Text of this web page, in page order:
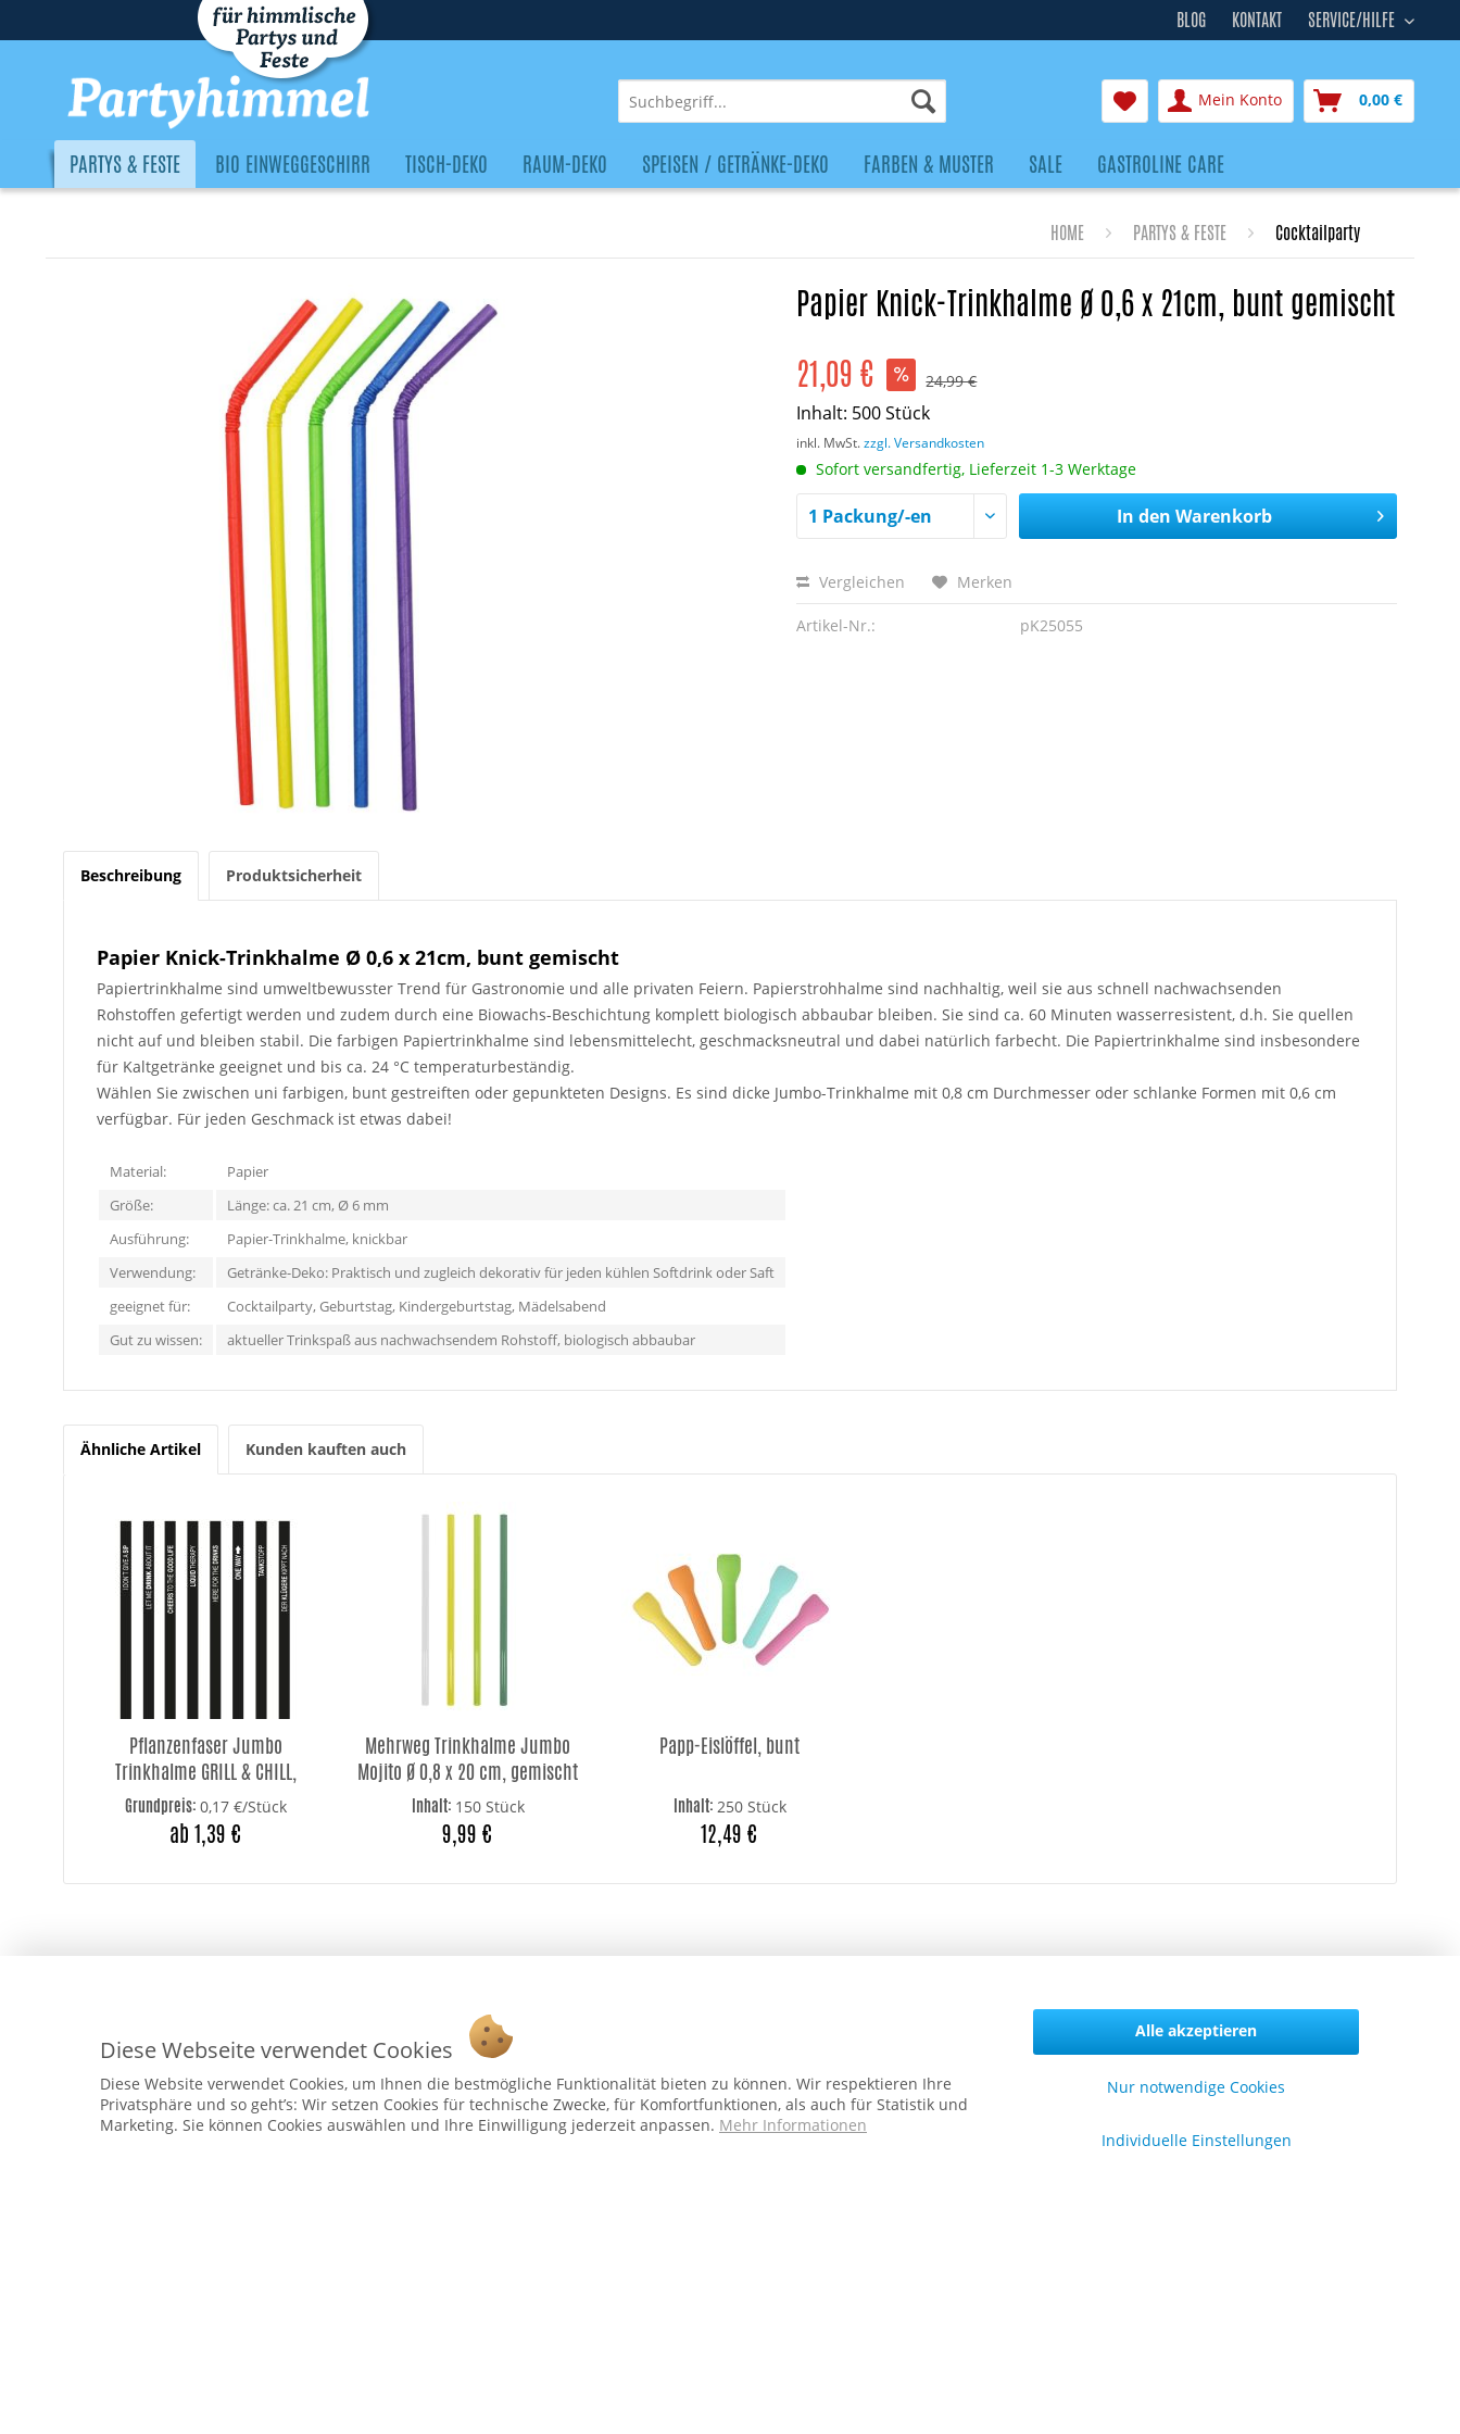
KONTAKT
BLOG SERVICE/HILFE
Mein Konto 0,00 €
PARTYS & FESTE BIO EINWEGGESCHIRR TISCH-DEKO RAUM-DEKO SPEISEN / GETRÄNKE-DEKO FARBEN & MUSTER SALE GASTROLINE CARE
HOME PARTYS & FESTE Cocktailparty
Papier Knick-Trinkhalme Ø 0,6 x 21cm, bunt gemischt
21,09 €
24,99 €
Inhalt: 500 Stück
inkl. MwSt.zzgl. Versandkosten
Sofort versandfertig, Lieferzeit 1-3 Werktage
In denWarenkorb
Vergleichen Merken
Artikel-Nr.: pK25055
Beschreibung Produktsicherheit
Papier Knick-Trinkhalme Ø 0,6 x 21cm, bunt gemischt
Papiertrinkhalme sind umweltbewusster Trend für Gastronomie und alle privaten Feiern. Papierstrohhalme sind nachhaltig, weil sie aus schnell nachwachsenden
Rohstoffen gefertigt werden und zudem durch eine Biowachs-Beschichtung komplett biologisch abbaubar bleiben. Sie sind ca. 60 Minuten wasserresistent, d.h. Sie quellen
nicht auf und bleiben stabil. Die farbigen Papiertrinkhalme sind lebensmittelecht, geschmacksneutral und dabei natürlich farbecht. Die Papiertrinkhalme sind insbesondere
für Kaltgetränke geeignet und bis ca. 24 °C temperaturbeständig.
Wählen Sie zwischen uni farbigen, bunt gestreiften oder gepunkteten Designs. Es sind dicke Jumbo-Trinkhalme mit 0,8 cm Durchmesser oder schlanke Formen mit 0,6 cm
verfügbar. Für jeden Geschmack ist etwas dabei!
Material:
Papier
Größe:
Länge: ca. 21 cm, Ø 6 mm
Ausführung:
Papier-Trinkhalme, knickbar
Verwendung:
Getränke-Deko: Praktisch und zugleich dekorativ für jeden kühlen Softdrink oder Saft
geeignet für:
Cocktailparty, Geburtstag, Kindergeburtstag, Mädelsabend
Gut zu wissen:
aktueller Trinkspaß aus nachwachsendem Rohstoff, biologisch abbaubar
Ähnliche Artikel Kunden kauften auch
Pflanzenfaser Jumbo
Trinkhalme GRILL & CHILL,
schwarz/weiß
Grundpreis: 0,17 €/Stück
ab 1,39 €
Mehrweg Trinkhalme Jumbo
Mojito Ø 0,8 x 20 cm, gemischt
Inhalt: 150 Stück
9,99 €
Papp-Eislöffel, bunt
Inhalt: 250 Stück
12,49 €
Service Hotline Shop Service
Diese Webseite verwendet Cookies
Diese Website verwendet Cookies, um Ihnen die bestmögliche Funktionalität bieten zu können. Wir respektieren Ihre
Privatsphäre und so geht’s: Wir setzen Cookies für technische Zwecke, für Komfortfunktionen, als auch für Statistik und
Marketing. Sie können Cookies auswählen und Ihre Einwilligung jederzeit anpassen. Mehr Informationen
Nur notwendige Cookies
Alle akzeptieren
Individuelle Einstellungen